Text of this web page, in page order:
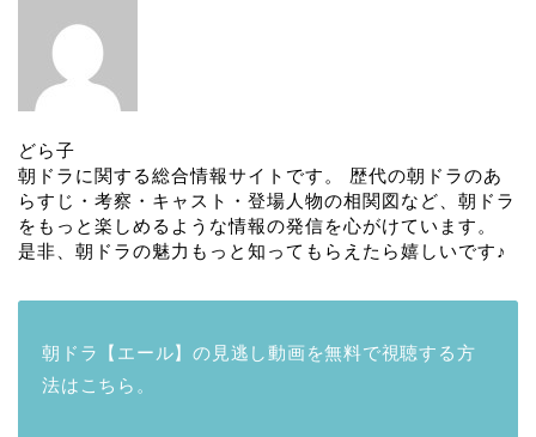
どら子
朝ドラに関する総合情報サイトです。 歴代の朝ドラのあ
らすじ・考察・キャスト・登場人物の相関図など、朝ドラ
をもっと楽しめるような情報の発信を心がけています。
是非、朝ドラの魅力もっと知ってもらえたら嬉しいです♪
朝ドラ【エール】の見逃し動画を無料で視聴する方
法はこちら。